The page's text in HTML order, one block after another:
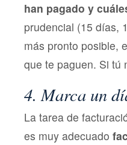
han pagado y
prudencial (15 días,
más pronto posible,
que te paguen. Si tú
4. Marca un
La tarea de
es muy adecuado